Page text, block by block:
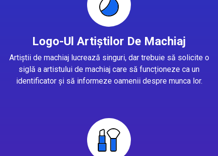
Logo-Ul Artiștilor De Machiaj
Artiștii de machiaj lucrează singuri, dar trebuie să solicite o
siglă a artistului de machiaj care să funcționeze ca un
identificator și să informeze oamenii despre munca lor.